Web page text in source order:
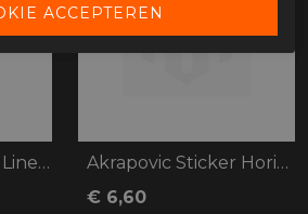
Akrapovic Slip-On Line (Titanium) CFMoto
Akrapovic Sticker Horizontal 150x44mm
€ 6,60